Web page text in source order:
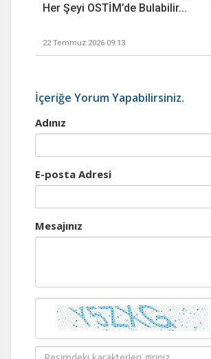
Her Şeyi OSTİM’de Bulabilir...
22 Temmuz 2026 09:13
İçeriğe Yorum Yapabilirsiniz.
Adınız
E-posta Adresi
Mesajınız